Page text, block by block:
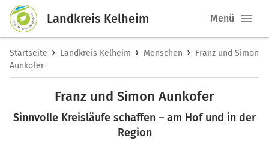
Landkreis Kelheim Menü
Startseite › Landkreis Kelheim › Menschen › Franz und Simon
Aunkofer
Franz und Simon Aunkofer
Sinnvolle Kreisläufe schaffen – am Hof und in der
Region